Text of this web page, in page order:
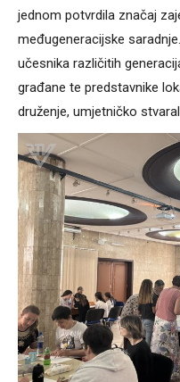
jednom potvrdila značaj
međugeneracijske
učesnika različitih
građane te predstavnike
druženje, umjetničko